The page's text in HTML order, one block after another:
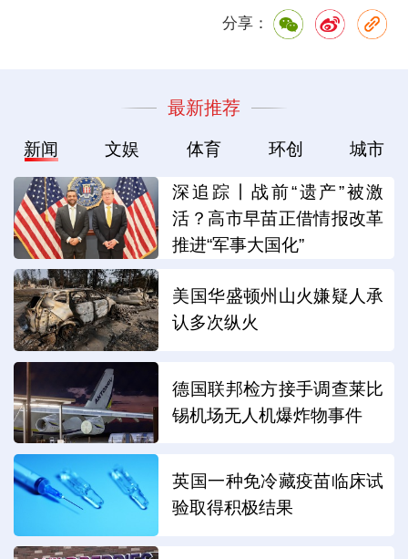
分享：
最新推荐
新闻 文娱 体育 环创 城市
深追踪丨战前“遗产”被激
活？高市早苗正借情报改革
推进“军事大国化”
美国华盛顿州山火嫌疑人承
认多次纵火
德国联邦检方接手调查莱比
锡机场无人机爆炸物事件
英国一种免冷藏疫苗临床试
验取得积极结果